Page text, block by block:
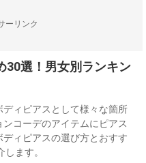
ーリンク
30選！男女別ランキン
ィピアスとして様々な箇所
コーデのアイテムにピアス
ィピアスの選び方とおすす
ます。